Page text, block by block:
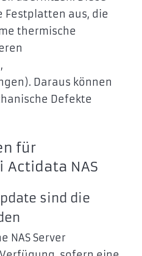
Festplatten aus, die
thermische
Daraus können
Defekte
für
NAS
sind die
NAS Server